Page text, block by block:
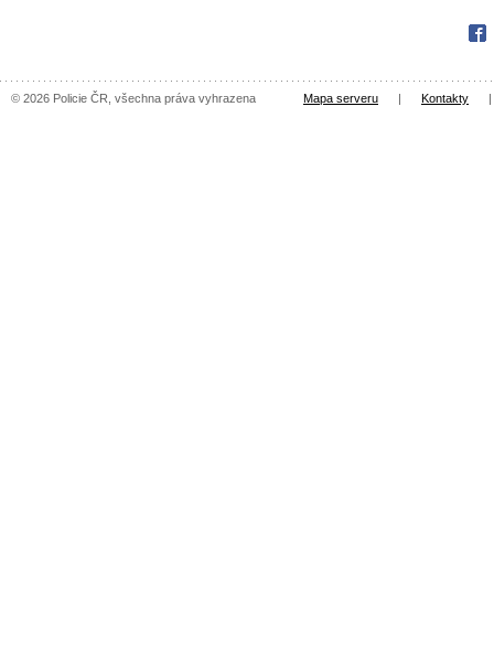
© 2026 Policie ČR, všechna práva vyhrazena Mapa serveru | Kontakty |